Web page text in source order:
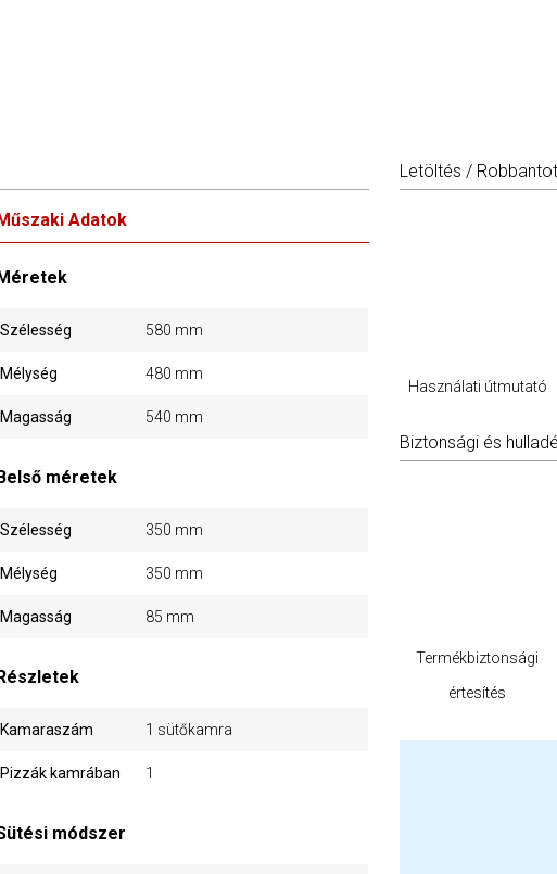
Adatok
Szélesség 580 mm
Mélység 480 mm
Magasság 540 mm
méretek
Szélesség 350 mm
Mélység 350 mm
Magasság 85 mm
Kamaraszám 1 sütőkamra
Pizzák kamrában 1
módszer
Letöltés /
Használati útmutató
Biztonsági és
Termékbiztonsági
értesítés